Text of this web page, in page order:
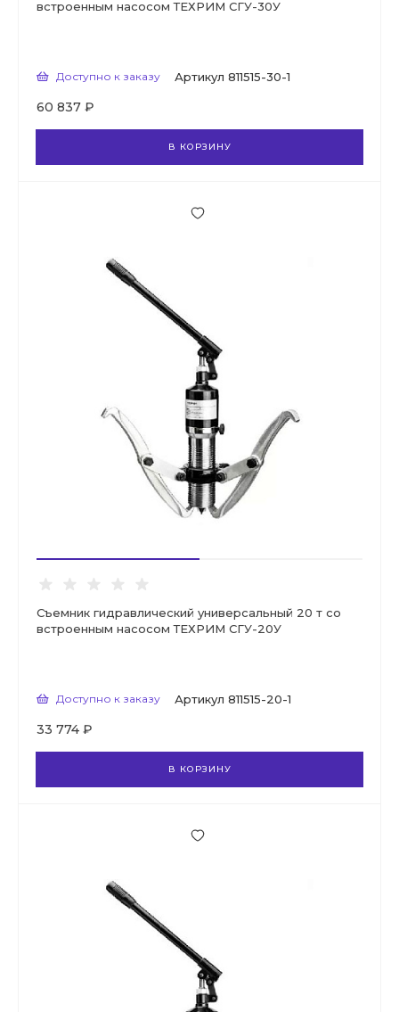
встроенным насосом ТЕХРИМ СГУ-30У
Доступно к заказу Артикул 811515-30-1
60 837 ₽
В КОРЗИНУ
Съемник гидравлический универсальный 20 т со
встроенным насосом ТЕХРИМ СГУ-20У
Доступно к заказу Артикул 811515-20-1
33 774 ₽
В КОРЗИНУ